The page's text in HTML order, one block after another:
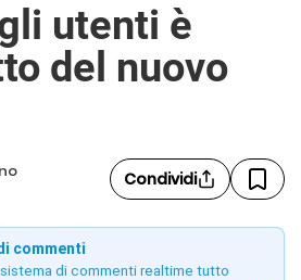
utenti è
del nuovo
Condividi
commenti
di commenti realtime tutto